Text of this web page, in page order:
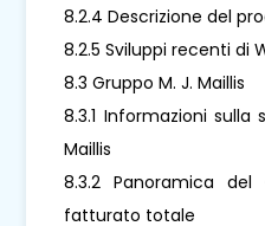
8.2.4 Descrizione del
8.2.5 Sviluppi recenti di
8.3 Gruppo M. J. Maillis
8.3.1 Informazioni
Maillis
8.3.2 Panoramica
fatturato totale